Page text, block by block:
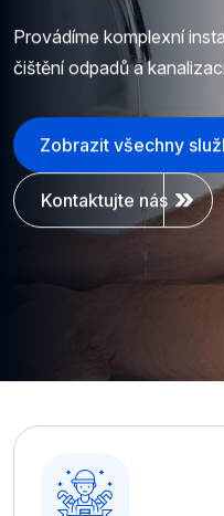
Provádíme komplexní
čištění odpadů a
Zobrazit všechny
Kontaktujte nás